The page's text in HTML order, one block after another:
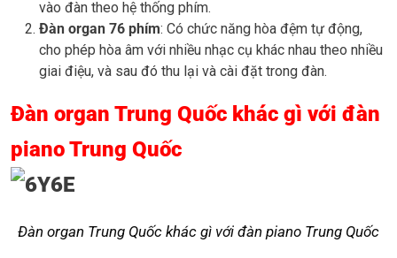
vào đàn theo hệ thống phím.
Đàn organ 76 phím: Có chức năng hòa đệm tự động,
cho phép hòa âm với nhiều nhạc cụ khác nhau theo nhiều
giai điệu, và sau đó thu lại và cài đặt trong đàn.
Đàn organ Trung Quốc khác gì với đàn
piano Trung Quốc
Đàn organ Trung Quốc khác gì với đàn piano Trung Quốc